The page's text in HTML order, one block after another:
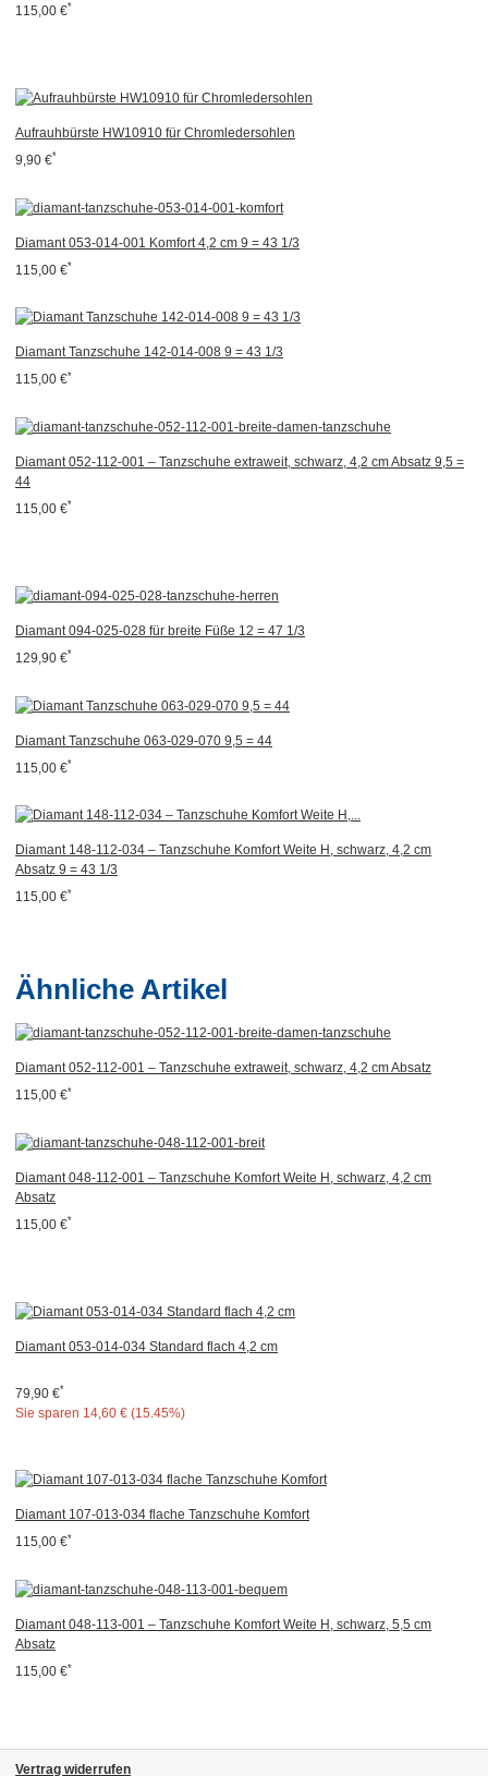
115,00 €*
Aufrauhbürste HW10910 für Chromledersohlen
9,90 €*
Diamant 053-014-001 Komfort 4,2 cm 9 = 43 1/3
115,00 €*
Diamant Tanzschuhe 142-014-008 9 = 43 1/3
115,00 €*
Diamant 052-112-001 – Tanzschuhe extraweit, schwarz, 4,2 cm Absatz 9,5 =
44
115,00 €*
Diamant 094-025-028 für breite Füße 12 = 47 1/3
129,90 €*
Diamant Tanzschuhe 063-029-070 9,5 = 44
115,00 €*
Diamant 148-112-034 – Tanzschuhe Komfort Weite H, schwarz, 4,2 cm
Absatz 9 = 43 1/3
115,00 €*
Ähnliche Artikel
Diamant 052-112-001 – Tanzschuhe extraweit, schwarz, 4,2 cm Absatz
115,00 €*
Diamant 048-112-001 – Tanzschuhe Komfort Weite H, schwarz, 4,2 cm
Absatz
115,00 €*
Diamant 053-014-034 Standard flach 4,2 cm
79,90 €*
Sie sparen 14,60 € (15.45%)
Diamant 107-013-034 flache Tanzschuhe Komfort
115,00 €*
Diamant 048-113-001 – Tanzschuhe Komfort Weite H, schwarz, 5,5 cm
Absatz
115,00 €*
Vertrag widerrufen